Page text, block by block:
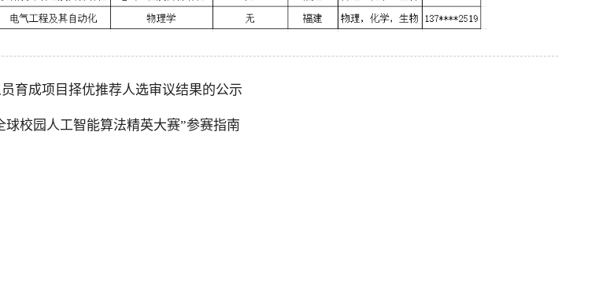
育成项目择优推荐人选审议结果的公示
球校园人工智能算法精英大赛”参赛指南